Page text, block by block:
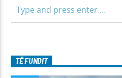
TË FUNDIT